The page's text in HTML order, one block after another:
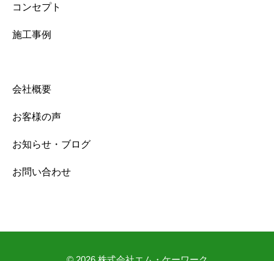
コンセプト
施工事例
会社概要
お客様の声
お知らせ・ブログ
お問い合わせ